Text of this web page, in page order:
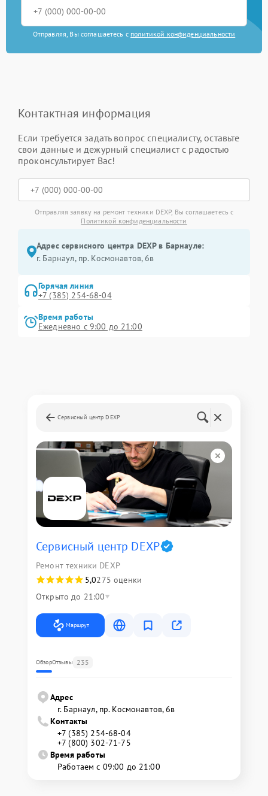
Отправляя, Вы соглашаетесь с политикой конфиденциальности
Контактная информация
Если требуется задать вопрос специалисту, оставьте
свои данные и дежурный специалист с радостью
проконсультирует Вас!
Отправляя заявку на ремонт техники DEXP, Вы соглашаетесь с
Политикой конфиденциальности
Адрес сервисного центра DEXP в Барнауле:
г. Барнаул, ​пр. Космонавтов, 6в
Горячая линия
+7 (385) 254-68-04
Время работы
Ежедневно с 9:00 до 21:00
Сервисный центр DEXP
Сервисный центр DEXP
Ремонт техники DEXP
5,0275 оценки
Открыто до 21:00
Маршрут
ОбзорОтзывы 235
Адрес
г. Барнаул, ​пр. Космонавтов, 6в
Контакты
+7 (385) 254-68-04
+7 (800) 302-71-75
Время работы
Работаем с 09:00 до 21:00